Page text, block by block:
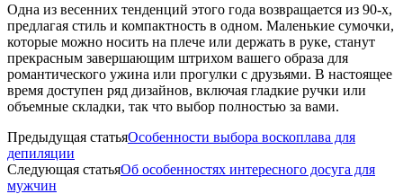
Одна из весенних тенденций этого года возвращается из 90-х,
предлагая стиль и компактность в одном. Маленькие сумочки,
которые можно носить на плече или держать в руке, станут
прекрасным завершающим штрихом вашего образа для
романтического ужина или прогулки с друзьями. В настоящее
время доступен ряд дизайнов, включая гладкие ручки или
объемные складки, так что выбор полностью за вами.
Предыдущая статьяОсобенности выбора воскоплава для
депиляции
Следующая статьяОб особенностях интересного досуга для
мужчин